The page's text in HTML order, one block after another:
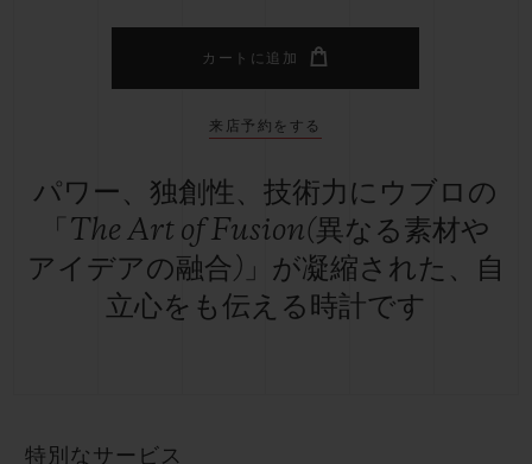
カートに追加
来店予約をする
パワー、独創性、技術力にウブロの
「The Art of Fusion(異なる素材や
アイデアの融合)」が凝縮された、自
立心をも伝える時計です
特別なサービス